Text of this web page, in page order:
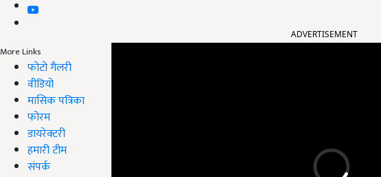
More Links
फोटो गैलरी
वीडियो
मासिक पत्रिका
फोरम
डायरेक्टरी
हमारी टीम
संपर्क